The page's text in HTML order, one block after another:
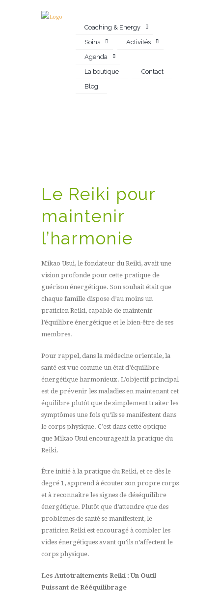
Coaching & Energy
Soins
Activités
Agenda
La boutique
Contact
Blog
Le Reiki pour
maintenir
l’harmonie
Mikao Usui, le fondateur du Reiki, avait une
vision profonde pour cette pratique de
guérison énergétique. Son souhait était que
chaque famille dispose d’au moins un
praticien Reiki, capable de maintenir
l’équilibre énergétique et le bien-être de ses
membres.
Pour rappel, dans la médecine orientale, la
santé est vue comme un état d’équilibre
énergétique harmonieux. L’objectif principal
est de prévenir les maladies en maintenant cet
équilibre plutôt que de simplement traiter les
symptômes une fois qu’ils se manifestent dans
le corps physique. C’est dans cette optique
que Mikao Usui encourageait la pratique du
Reiki.
Être initié à la pratique du Reiki, et ce dès le
degré 1, apprend à écouter son propre corps
et à reconnaître les signes de déséquilibre
énergétique. Plutôt que d’attendre que des
problèmes de santé se manifestent, le
praticien Reiki est encouragé à combler les
vides énergétiques avant qu’ils n’affectent le
corps physique.
Les Autotraitements Reiki : Un Outil
Puissant de Rééquilibrage